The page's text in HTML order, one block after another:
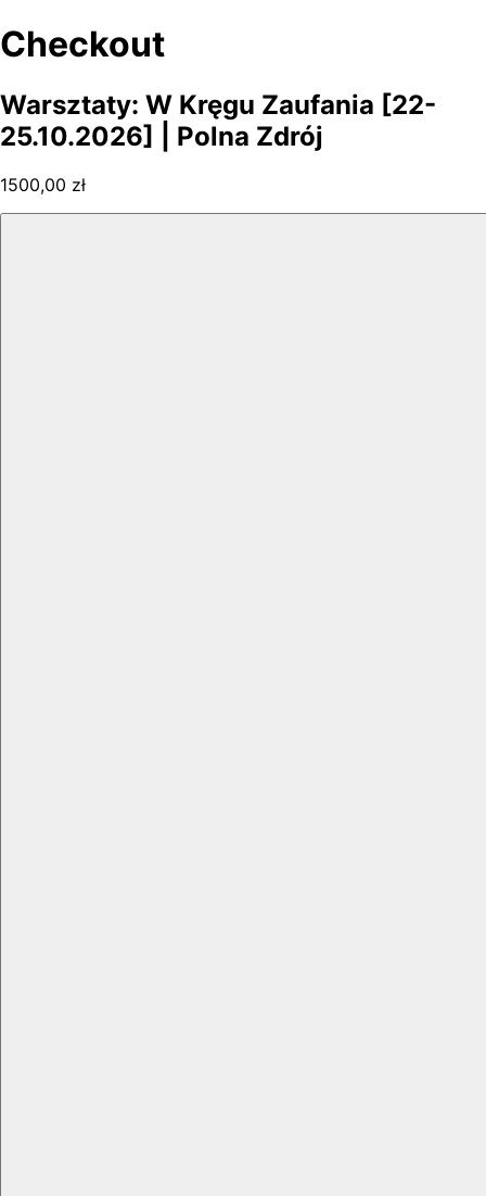
Checkout
Warsztaty: W Kręgu Zaufania [22-
25.10.2026] | Polna Zdrój
1500,00 zł